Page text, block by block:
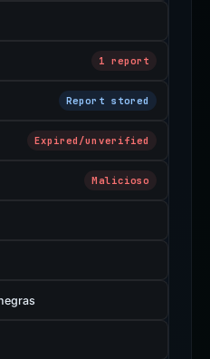
1 report
Report stored
Expired/unverified
Malicioso